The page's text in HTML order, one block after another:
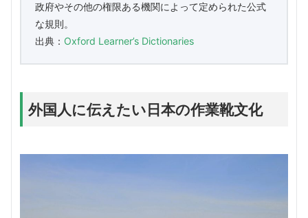
政府やその他の権限ある機関によって定められた公式
な規則。
出典： Oxford Learner’s Dictionaries
外国人に伝えたい日本の作業靴文化